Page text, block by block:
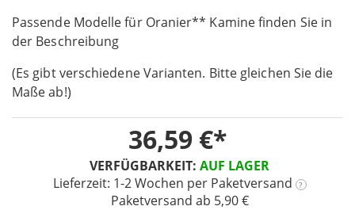
Passende Modelle für Oranier** Kamine finden Sie in
der Beschreibung
(Es gibt verschiedene Varianten. Bitte gleichen Sie die
Maße ab!)
VERFÜGBARKEIT: AUF LAGER
Lieferzeit: 1-2 Wochen per Paketversand ?
Paketversand ab 5,90 €
36,59 €
of
the
gallery